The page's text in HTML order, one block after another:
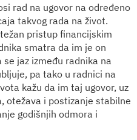
rad na ugovor na određeno
takvog rada na život.
pristup financijskim
smatra da im je on
jaz između radnika na
pa tako u radnici na
kažu da im taj ugovor, uz
otežava i postizanje stabilne
godišnjih odmora i